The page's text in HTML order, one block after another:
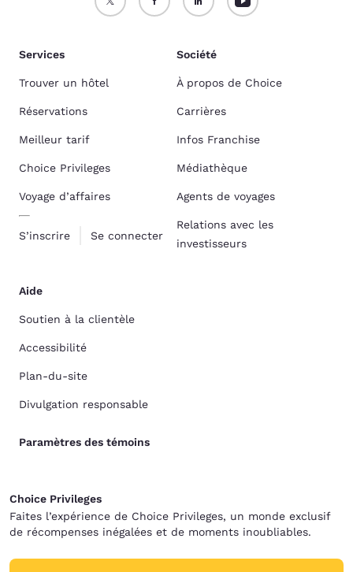
Services
Trouver un hôtel
Réservations
Meilleur tarif
Choice Privileges
Voyage d’affaires
S’inscrire Se connecter
Société
À propos de Choice
Carrières
Infos Franchise
Médiathèque
Agents de voyages
Relations avec les
investisseurs
Aide
Soutien à la clientèle
Accessibilité
Plan-du-site
Divulgation responsable
Paramètres des témoins
Choice Privileges
Faites l’expérience de Choice Privileges, un monde exclusif
de récompenses inégalées et de moments inoubliables.